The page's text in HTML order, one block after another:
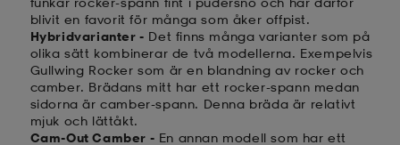
blivit en favorit för många som åker offpist.
Hybridvarianter - Det finns många varianter som på
olika sätt kombinerar de två modellerna. Exempelvis
Gullwing Rocker som är en blandning av rocker och
camber. Brädans mitt har ett rocker-spann medan
sidorna är camber-spann. Denna bräda är relativt
mjuk och lättåkt.
Cam-Out Camber - En annan modell som har ett